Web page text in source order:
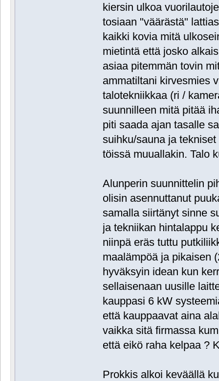
kiersin ulkoa
tosiaan "väärästä"
kaikki kovia mitä
mietintä että josko
asiaa pitemmän tovin
ammatiltani kirvesmies
talotekniikkaa (ri /
suunnilleen mitä pitää
piti saada ajan tasalle
suihku/sauna ja
töissä muuallakin. Talo
Alunperin suunnittelin
olisin asennuttanut
samalla siirtänyt sinne
ja tekniikan hintalappu
niinpä eräs tuttu
maalämpöä ja pikaisen
hyväksyin idean kun
sellaisenaan uusille
kauppasi 6 kW
että kauppaavat aina
vaikka sitä firmassa
että eikö raha kelpaa ?
Prokkis alkoi keväällä